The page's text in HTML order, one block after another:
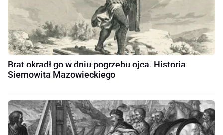
Brat okradł go w dniu pogrzebu ojca. Historia
Siemowita Mazowieckiego